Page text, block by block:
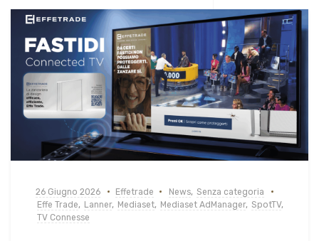
26 Giugno 2026 Effetrade News, Senza categoria
Effe Trade, Lanner, Mediaset, Mediaset AdManager, SpotTV,
TV Connesse